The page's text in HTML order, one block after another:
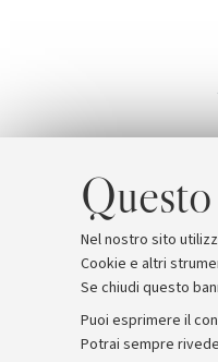
Nel nostro sito
Cookie e altri
Se chiudi questo
Puoi esprimere il
Potrai sempre